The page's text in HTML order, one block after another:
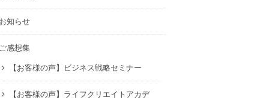
お知らせ
ご感想集
【お客様の声】ビジネス戦略セミナー
【お客様の声】ライフクリエイトアカデ